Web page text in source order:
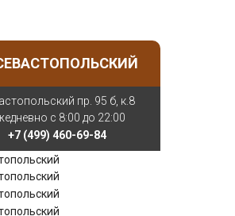
пр. 95 б, к.8
с 8:00 до 22:00
+7 (499) 460-69-84